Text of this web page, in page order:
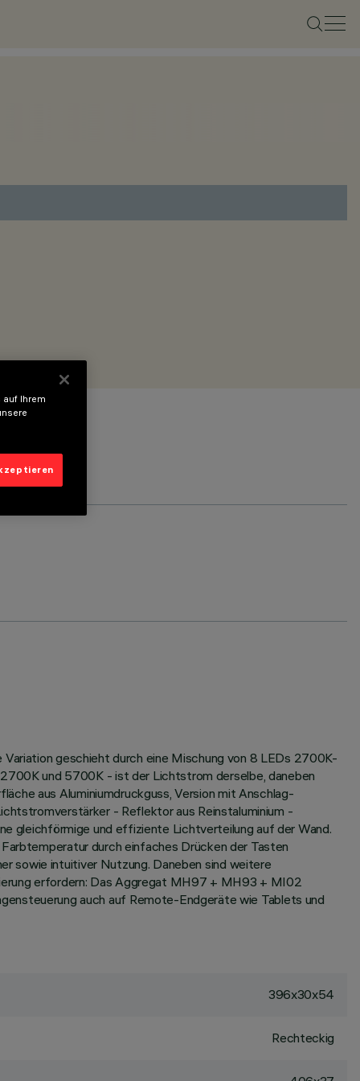
geschieht durch eine Mischung von 8 LEDs 2700K-
und 5700K - ist der Lichtstrom derselbe, daneben
aus Aluminiumdruckguss, Version mit Anschlag-
- Reflektor aus Reinstaluminium -
gleichförmige und effiziente Lichtverteilung auf der Wand.
durch einfaches Drücken der Tasten
sowie intuitiver Nutzung. Daneben sind weitere
erfordern: Das Aggregat MH97 + MH93 + MI02
auch auf Remote-Endgeräte wie Tablets und
396x30x54
Rechteckig
auf Ihrem